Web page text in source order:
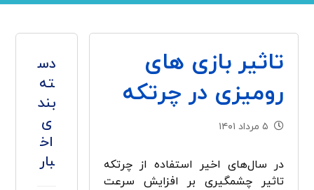
تاثیر بازی ­های
رومیزی در چرتکه
۵ مرداد ۱۴۰۱
در سال‌های اخیر استفاده از چرتکه
تاثیر چشمگیری بر افزایش سرعت
دس
ته
بند
ی
اخ
بار